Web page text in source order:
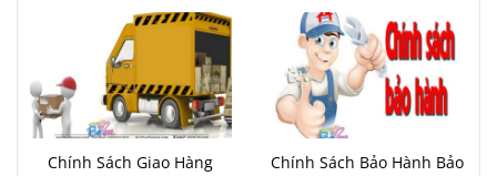
Chính Sách Giao Hàng
Chính Sách Bảo Hành Bảo